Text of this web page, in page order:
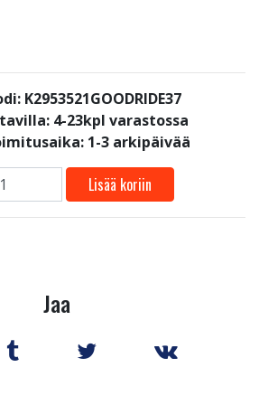
K2953521GOODRIDE37
4-23kpl varastossa
1-3 arkipäivää
Lisää koriin
Jaa